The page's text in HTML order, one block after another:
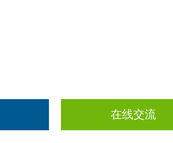
在线交流